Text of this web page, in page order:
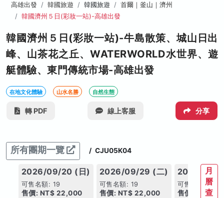
高雄出發 韓國旅遊 韓國旅遊
首爾｜釜山｜濟州
韓國濟州５日(彩妝一站)-高雄出發
韓國濟州５日(彩妝一站)-牛島散策、城山日出
峰、山茶花之丘、WATERWORLD水世界、遊
艇體驗、東門傳統市場-高雄出發
在地文化體驗 山水名勝 自然生態
轉 PDF 線上客服 分享
所有團期一覽 / CJU05K04
2026/09/20 (日)
可售名額: 19
售價: NT$ 22,000
2026/09/29 (二)
可售名額: 19
售價: NT$ 22,000
2026/10/
可售名額: 19
售價: NT$
月
曆
查